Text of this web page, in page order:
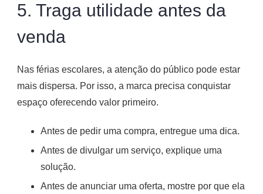
5. Traga utilidade antes da
venda
Nas férias escolares, a atenção do público pode estar
mais dispersa. Por isso, a marca precisa conquistar
espaço oferecendo valor primeiro.
Antes de pedir uma compra, entregue uma dica.
Antes de divulgar um serviço, explique uma
solução.
Antes de anunciar uma oferta, mostre por que ela